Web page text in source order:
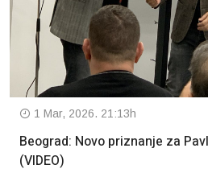
1 Mar, 2026. 21:13h
Beograd: Novo priznanje za
(VIDEO)